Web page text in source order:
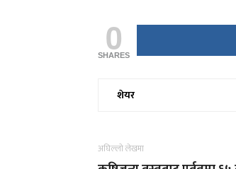
0
SHARES
शेयर
अघिल्लो लेखमा